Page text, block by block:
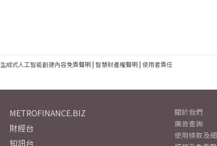
生成式人工智能創建內容免責聲明| 智慧財產權聲明| 使用者責任
METROFINANCE.BIZ
財經台
知訊台
關於我們
廣告查詢
使用條款及